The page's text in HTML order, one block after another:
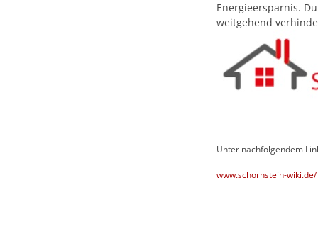
Energieersparnis.
weitgehend
Unter nachfolgendem
www.schornstein-wiki.de/